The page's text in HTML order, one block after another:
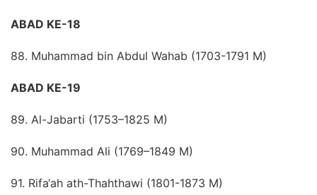
ABAD KE-18
88. Muhammad bin Abdul Wahab (1703-1791 M)
ABAD KE-19
89. Al-Jabarti (1753–1825 M)
90. Muhammad Ali (1769–1849 M)
91. Rifa‘ah ath-Thahthawi (1801-1873 M)